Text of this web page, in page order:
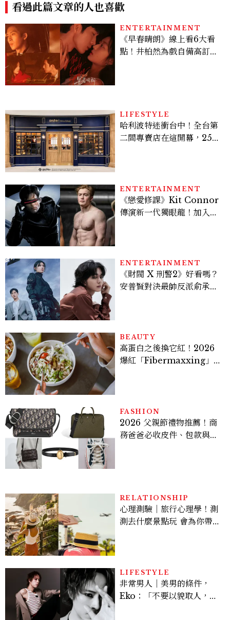
看過此篇文章的人也喜歡
ENTERTAINMENT
《早春晴朗》線上看6大看
點！井柏然為戲自備高訂，
LIFESTYLE
哈利波特迷衝台中！全台第
二間專賣店在這開幕，25週
ENTERTAINMENT
《戀愛修課》Kit Connor
傳演新一代獨眼龍！加入新
ENTERTAINMENT
《財閥 X 刑警2》好看嗎？
安普賢對決最帥反派俞承
多大？
BEAUTY
高蛋白之後換它紅！2026
爆紅「Fibermaxxing」
FASHION
2026 父親節禮物推薦！商
務爸爸必收皮件、包款與鞋
RELATIONSHIP
心理測驗｜旅行心理學！測
測去什麼景點玩 會為你帶來
LIFESTYLE
非常男人｜美男的條件，
Eko：「不要以貌取人，內